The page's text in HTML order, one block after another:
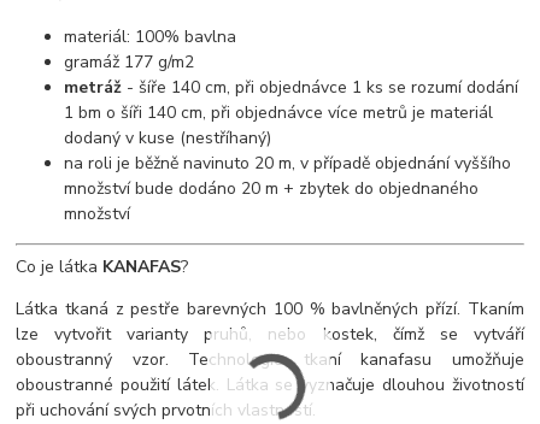
materiál: 100% bavlna
gramáž 177 g/m2
metráž - šíře 140 cm, při objednávce 1 ks se rozumí dodání
1 bm o šíři 140 cm, při objednávce více metrů je materiál
dodaný v kuse (nestříhaný)
na roli je běžně navinuto 20 m, v případě objednání vyššího
množství bude dodáno 20 m + zbytek do objednaného
množství
Co je látka KANAFAS?
Látka tkaná z pestře barevných 100 % bavlněných přízí. Tkaním
lze vytvořit varianty pruhů, nebo kostek, čímž se vytváří
oboustranný vzor. Technologie tkaní kanafasu umožňuje
oboustranné použití látek. Látka se vyznačuje dlouhou životností
při uchování svých prvotních vlastností.